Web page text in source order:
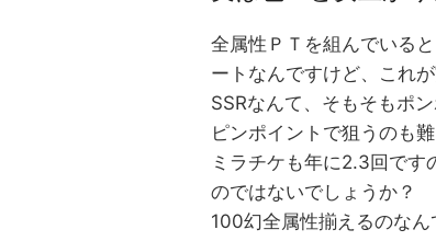
全属性ＰＴを組んでいる
ートなんですけど、これが
SSRなんて、そもそもポ
ピンポイントで狙うのも難
ミラチケも年に2.3回です
のではないでしょうか？
100幻全属性揃えるのなん